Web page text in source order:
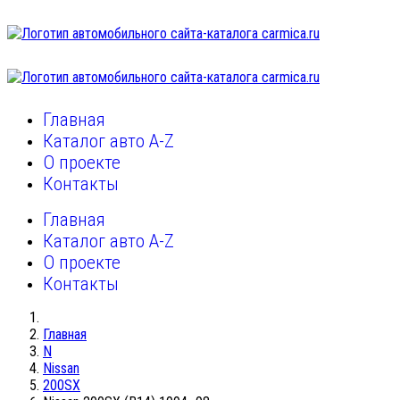
Главная
Каталог авто A-Z
О проекте
Контакты
Главная
Каталог авто A-Z
О проекте
Контакты
Главная
N
Nissan
200SX